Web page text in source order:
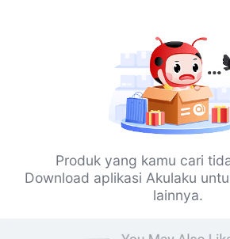
Produk yang kamu cari
Download aplikasi Akulaku
lainnya.